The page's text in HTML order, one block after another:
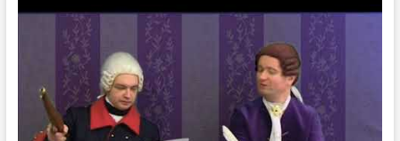
Niepodległości?